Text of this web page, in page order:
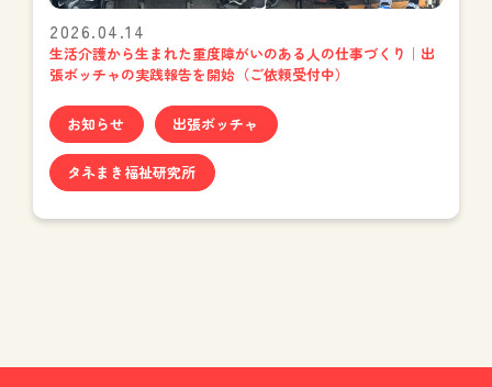
2026.04.14
生活介護から生まれた重度障がいのある人の仕事づくり｜出
張ボッチャの実践報告を開始（ご依頼受付中）
お知らせ 出張ボッチャ
タネまき福祉研究所